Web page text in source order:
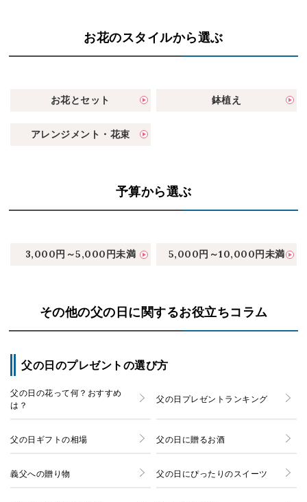
お花のスタイルから選ぶ
お花とセット 鉢植え
アレンジメント・花束
予算から選ぶ
3,000円～5,000円未満 5,000円～10,000円未満
その他の父の日に関するお役立ちコラム
父の日のプレゼントの選び方
父の日の花って何？おすすめ
は？
父の日プレゼントランキング
父の日ギフトの相場 父の日に贈るお酒
義父への贈り物 父の日にぴったりのスイーツ